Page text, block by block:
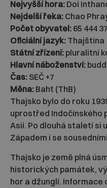
Nejvyšší hora: Doi
Nejdelší řeka: Chao
Počet obyvatel: 65 444
Oficiální jazyk: Thajština
Státní zřízení: pluralitní
Hlavní náboženství:
Čas: SEČ +7
Měna: Baht (ThB)
Thajsko bylo do roku
uprostřed Indočínského
Asii. Po dlouhá staletí si
Západem i se
Thajsko je země plná
historických památek,
hor a džunglí. Informace